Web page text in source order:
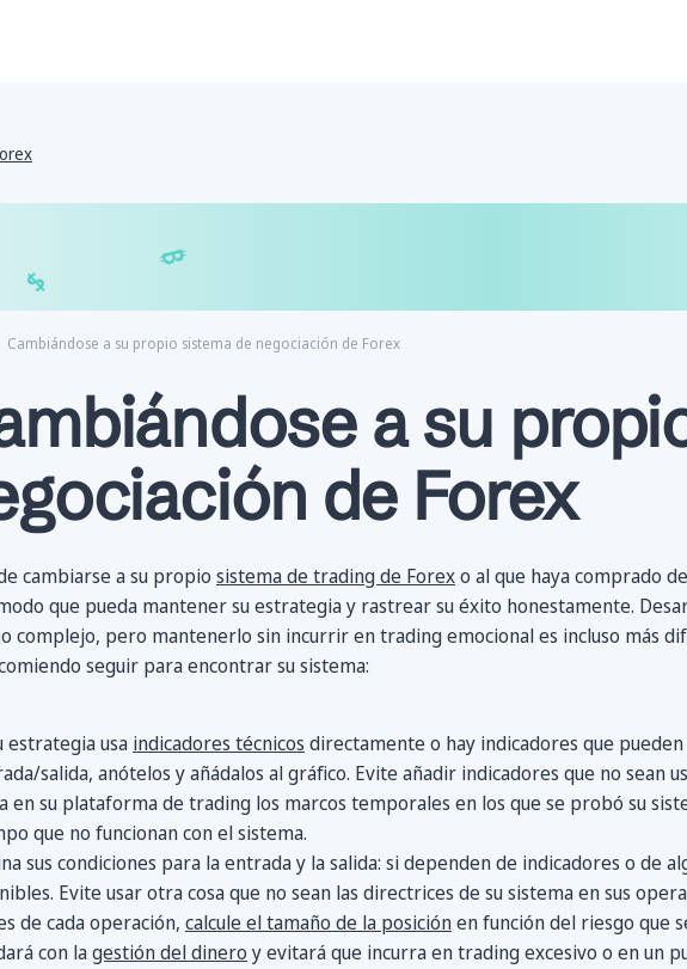
Cambiándose a su propio sistema de negociación de Forex
a su
de Forex
cambiarse a su propio sistema de trading de Forexo al que haya comprado
que pueda mantener su estrategia y rastrear su éxito honestamente.
complejo, pero mantenerlo sin incurrir en trading emocional es incluso más
seguir para encontrar su sistema:
estrategia usa indicadores técnicos directamente o hay indicadores que
salida, anótelos y añádalos al gráfico. Evite añadir indicadores que no sean
en su plataforma de trading los marcos temporales en los que se probó su
que no funcionan con el sistema.
sus condiciones para la entrada y la salida: si dependen de indicadores o de
Evite usar otra cosa que no sean las directrices de su sistema en sus
de cada operación, calcule el tamaño de la posiciónen función del riesgo que
con lagestión del dinero y evitará que incurra en trading excesivo o en un